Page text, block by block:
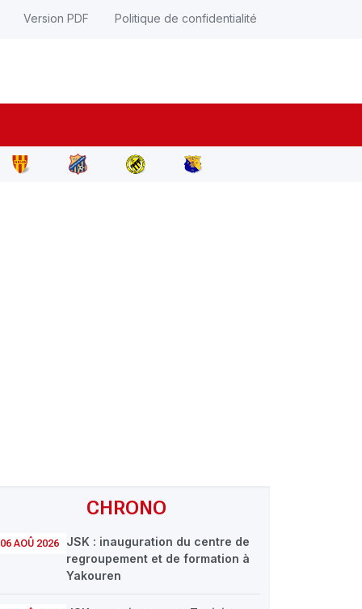
Version PDF Politique de confidentialité
CHRONO
06 AOÛ 2026
JSK : inauguration du centre de
regroupement et de formation à
Yakouren